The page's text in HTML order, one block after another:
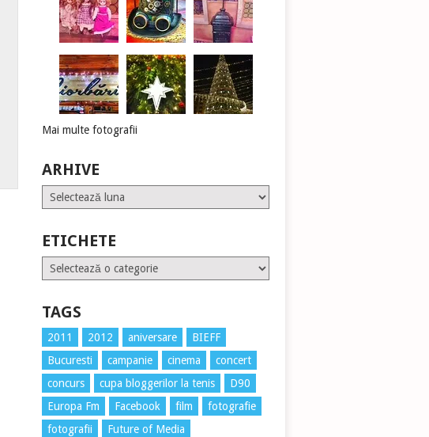
Mai multe fotografii
ARHIVE
Arhive
ETICHETE
Etichete
TAGS
2011 2012 aniversare
BIEFF
Bucuresti
campanie cinema
concert
concurs
cupa bloggerilor la tenis
D90
Europa Fm
Facebook film
fotografie
fotografii
Future of Media